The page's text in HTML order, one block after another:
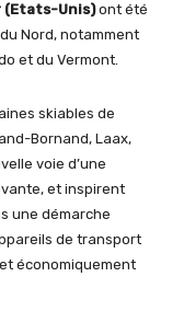
(Etats-Unis)ont été
Nord, notamment
et du Vermont.
skiables de
Bornand, Laax,
voie d’une
et inspirent
une démarche
de transport
économiquement